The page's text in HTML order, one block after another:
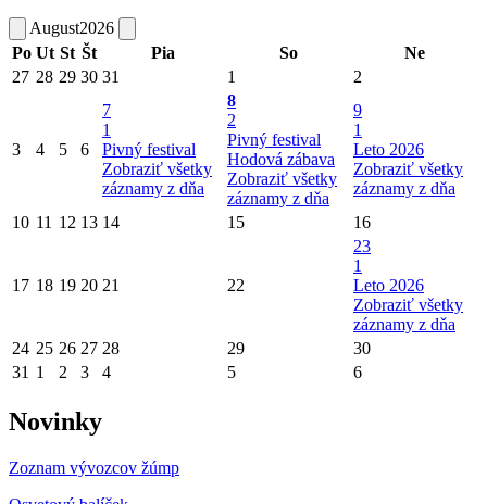
August2026
Po Ut St Št Pia So
Ne
27 28 29 30 31 1 2
3 4 5 6
7
1
Pivný festival
Zobraziť všetky
záznamy z dňa
8
2
Pivný festival
Hodová zábava
Zobraziť všetky
záznamy z dňa
9
1
Leto 2026
Zobraziť všetky
záznamy z dňa
10 11 12 13 14 15 16
17 18 19 20 21 22
23
1
Leto 2026
Zobraziť všetky
záznamy z dňa
24 25 26 27 28 29
30
31 1 2 3 4 5 6
Novinky
Zoznam vývozcov žúmp